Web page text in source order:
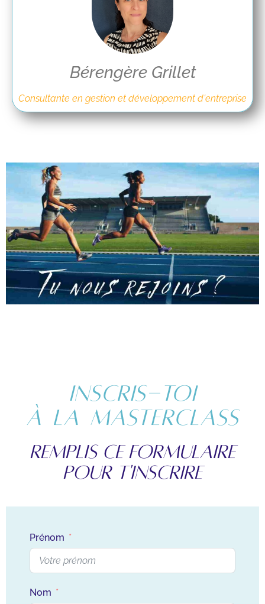
Bérengère Grillet
Consultante en gestion et développement d'entreprise
Inscris-toi
à la masterclass
Remplis ce formulaire
pour t'inscrire
Prénom
Nom